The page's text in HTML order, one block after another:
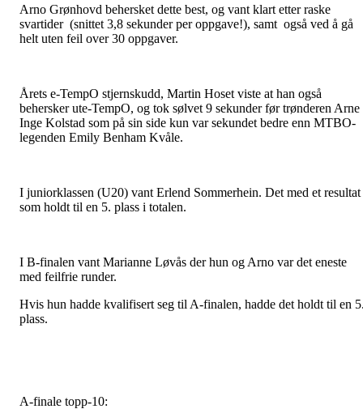
Arno Grønhovd behersket dette best, og vant klart etter raske
svartider (snittet 3,8 sekunder per oppgave!), samt også ved å gå
helt uten feil over 30 oppgaver.
Årets e-TempO stjernskudd, Martin Hoset viste at han også
behersker ute-TempO, og tok sølvet 9 sekunder før trønderen Arne
Inge Kolstad som på sin side kun var sekundet bedre enn MTBO-
legenden Emily Benham Kvåle.
I juniorklassen (U20) vant Erlend Sommerhein. Det med et resultat
som holdt til en 5. plass i totalen.
I B-finalen vant Marianne Løvås der hun og Arno var det eneste
med feilfrie runder.
Hvis hun hadde kvalifisert seg til A-finalen, hadde det holdt til en
plass.
A-finale topp-10: